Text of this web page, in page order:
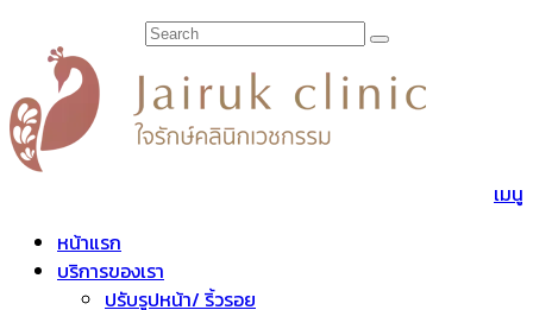
เมนู
หน้าแรก
บริการของเรา
ปรับรูปหน้า/ ริ้วรอย